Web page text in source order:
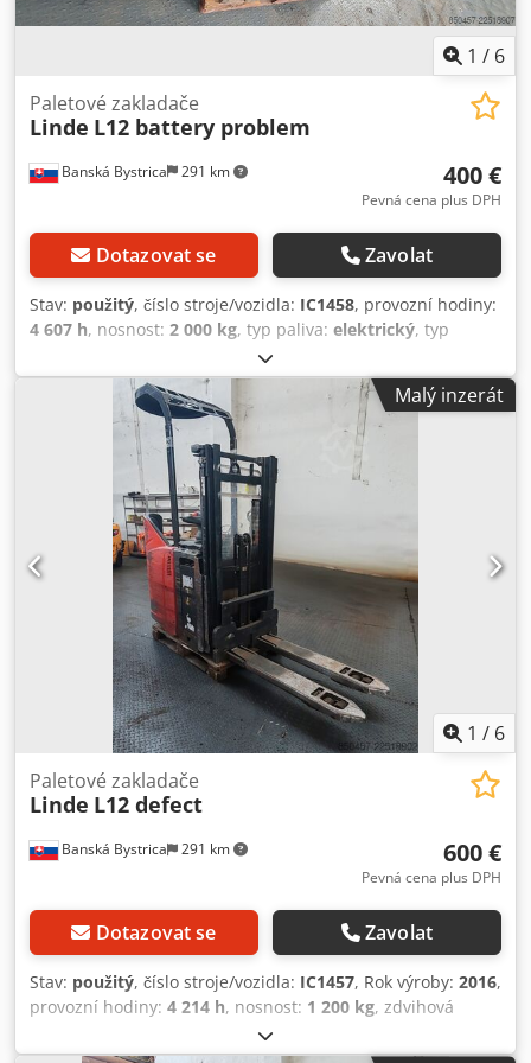
1 / 6
Banská Bystrica 291 km
Paletové zakladače
Linde L12 battery problem
400 €
Pevná cena plus DPH
Dotazovat se Zavolat
Stav: použitý, číslo stroje/vozidla: IC1458, provozní hodiny:
4 607 h, nosnost: 2 000 kg, typ paliva: elektrický, typ
, 5246414 Sériové číslo: W4X133B01173 Baterie
je vadná. Dsdsztid Nopfx Acajkr
Malý inzerát
1 / 6
Banská Bystrica 291 km
Paletové zakladače
Linde L12 defect
600 €
Pevná cena plus DPH
Dotazovat se Zavolat
Stav: použitý, číslo stroje/vozidla: IC1457, Rok výroby: 2016,
provozní hodiny: 4 214 h, nosnost: 1 200 kg, zdvihová
elektrický
duplex, 5246413 Sériové číslo: W4X133G00972 Zjištěné